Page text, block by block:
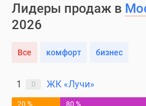
Лидеры продаж в
2026
Все комфорт бизнес
1 0 ЖК «Лучи»
20 % 80 %